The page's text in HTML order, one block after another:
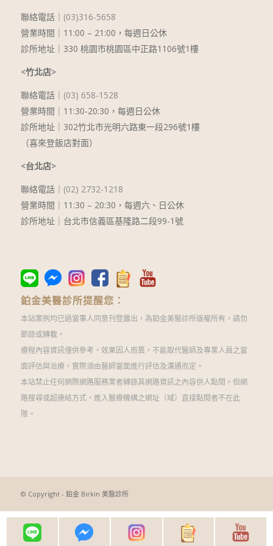
聯絡電話｜ (03)316-5658
營業時間｜11:00 – 21:00，每週日公休
診所地址｜330 桃園市桃園區中正路1106號1樓
<竹北店>
聯絡電話｜ (03) 658-1528
營業時間｜11:30-20:30，每週日公休
診所地址｜302竹北市光明六路東一段296號1樓
（喜來登飯店對面）
<台北店>
聯絡電話｜ (02) 2732-1218
營業時間｜ 11:30 – 20:30 ，每週六、日公休
診所地址｜台北市信義區基隆路二段99-1號
鉑金美醫診所提醒您：
本站案例均已過當事人同意刊登露出，為鉑金美醫診所版權所有，請勿
節錄或轉載。
療程內容資訊僅供參考，效果因人而異，不能取代醫師及專業人員之當
面評估與治療，實際須由醫師當面進行評估及溝通而定。
本站禁止任何網際網路服務業者轉錄其網路資訊之內容供人點閱。但網
路搜尋或超連結方式，進入醫療機構之網址（域）直接點閱者不在此
限。
© Copyright - 鉑金 Birkin 美醫診所